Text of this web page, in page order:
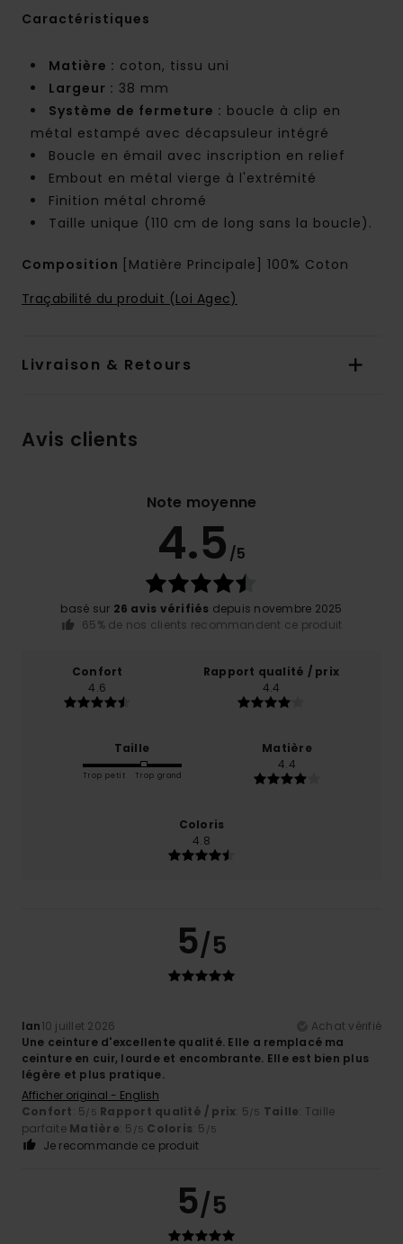
Caractéristiques
Matière : coton, tissu uni
Largeur : 38 mm
Système de fermeture : boucle à clip en
métal estampé avec décapsuleur intégré
Boucle en émail avec inscription en relief
Embout en métal vierge à l'extrémité
Finition métal chromé
Taille unique (110 cm de long sans la boucle).
Composition [Matière Principale] 100% Coton
Traçabilité du produit (Loi Agec)
Livraison & Retours
Avis clients
Note moyenne
4.5 /5
basé sur 26 avis vérifiés depuis novembre 2025
65% de nos clients recommandent ce produit
Confort
4.6
Rapport qualité / prix
4.4
Taille
Trop petit Trop grand
Matière
4.4
Coloris
4.8
5/5
Ian10 juillet 2026
Achat vérifié
Une ceinture d'excellente qualité. Elle a remplacé ma
ceinture en cuir, lourde et encombrante. Elle est bien plus
légère et plus pratique.
Afficher original - English
Confort: 5 /5 Rapport qualité / prix: 5 /5 Taille: Taille
parfaite Matière: 5 /5 Coloris: 5 /5
Je recommande ce produit
5/5